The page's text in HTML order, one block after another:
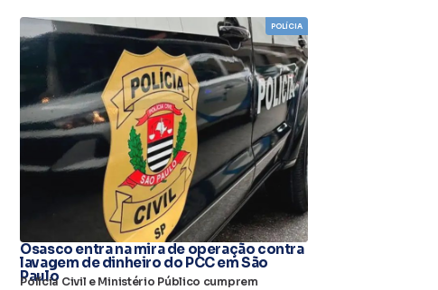
POLÍCIA
Osasco entra na mira de operação contra
lavagem de dinheiro do PCC em São
Paulo
Polícia Civil e Ministério Público cumprem